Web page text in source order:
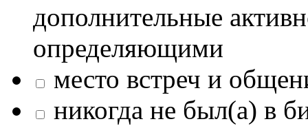
дополнительные
определяющими
место встреч и
никогда не был(а) в